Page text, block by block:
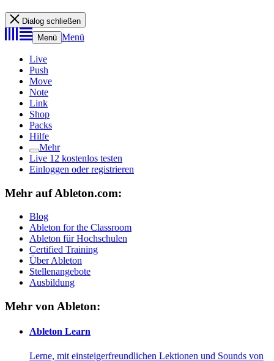
Dialog schließen
Menü Menü
Live
Push
Move
Note
Link
Shop
Packs
Hilfe
Mehr
Live 12 kostenlos testen
Einloggen oder registrieren
Mehr auf Ableton.com:
Blog
Ableton for the Classroom
Ableton für Hochschulen
Certified Training
Über Ableton
Stellenangebote
Ausbildung
Mehr von Ableton:
Ableton Learn
Lerne, mit einsteigerfreundlichen Lektionen und Sounds von